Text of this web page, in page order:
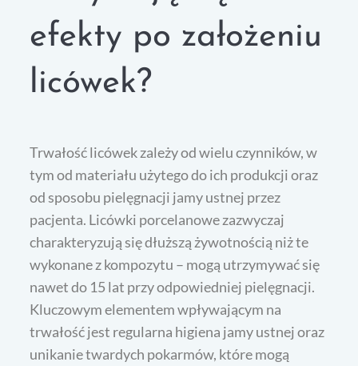
efekty po założeniu
licówek?
Trwałość licówek zależy od wielu czynników, w
tym od materiału użytego do ich produkcji oraz
od sposobu pielęgnacji jamy ustnej przez
pacjenta. Licówki porcelanowe zazwyczaj
charakteryzują się dłuższą żywotnością niż te
wykonane z kompozytu – mogą utrzymywać się
nawet do 15 lat przy odpowiedniej pielęgnacji.
Kluczowym elementem wpływającym na
trwałość jest regularna higiena jamy ustnej oraz
unikanie twardych pokarmów, które mogą